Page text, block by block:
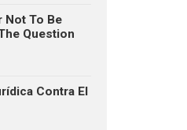
Not To Be
Question
Contra El